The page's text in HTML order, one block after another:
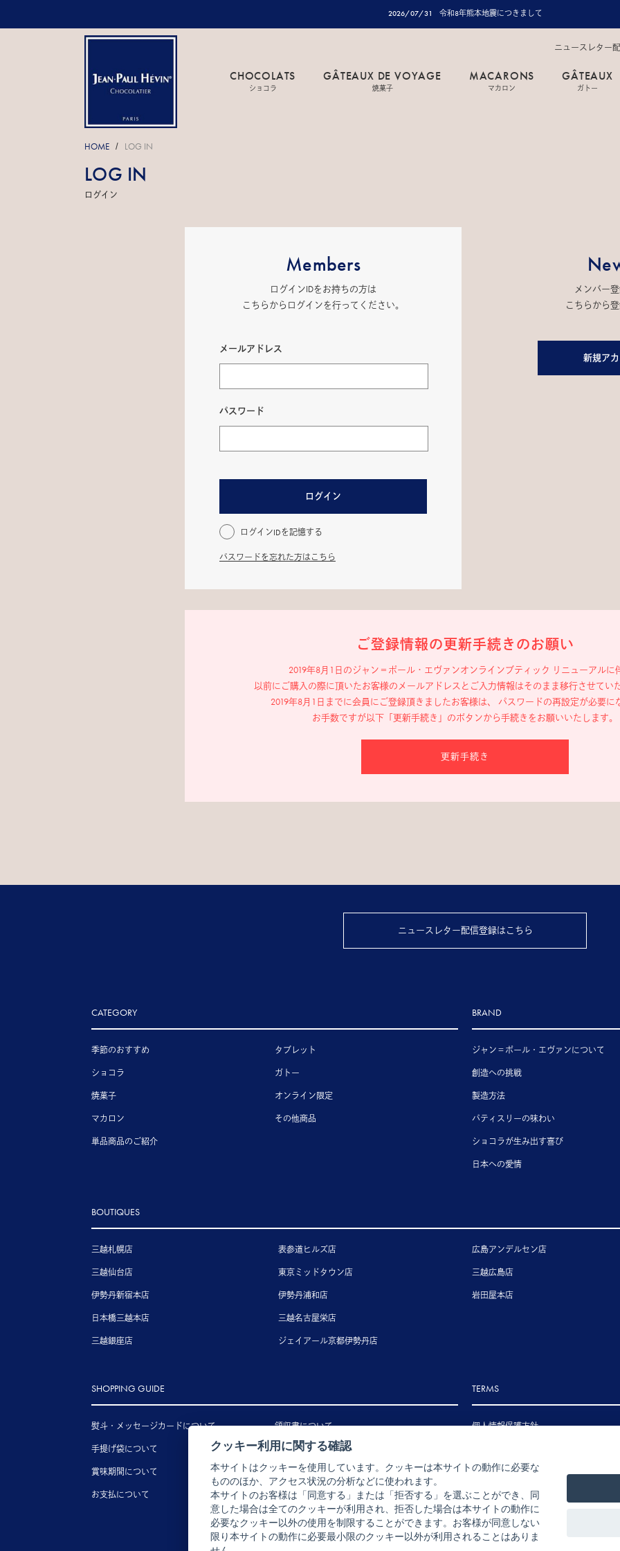
2026/07/31 令和8年熊本地震につきまして
ニュースレター
CHOCOLATS
ショコラ
GÂTEAUX DE VOYAGE
焼菓子
MACARONS
マカロン
GÂTEAUX
ガトー
HOME / LOG IN
LOG IN
ログイン
Members
ログインIDをお持ちの方は
こちらからログインを行ってください。
メールアドレス
パスワード
ログイン
ログインIDを記憶する
パスワードを忘れた方はこちら
メンバー
こちらから
新規ア
ご登録情報の更新手続きのお願い
2019年8月1日のジャン＝ポール・エヴァンオンラインブティック リニューアルに
以前にご購入の際に頂いたお客様のメールアドレスと ご入力情報はそのまま移行させてい
2019年8月1日までに会員にご登録頂きましたお客様は、
パスワードの再設定が必要に
お手数ですが以下「更新手続き」のボタンから手続きをお願いいたします。
更新手続き
ニュースレター配信登録はこちら
CATEGORY
季節のおすすめ
ショコラ
焼菓子
マカロン
単品商品のご紹介
タブレット
ガトー
オンライン限定
その他商品
BRAND
ジャン＝ポール・エヴァンについて
創造への挑戦
製造方法
パティスリーの味わい
ショコラが生み出す喜び
日本への愛情
BOUTIQUES
三越札幌店
三越仙台店
伊勢丹新宿本店
日本橋三越本店
三越銀座店
表参道ヒルズ店
東京ミッドタウン店
伊勢丹浦和店
三越名古屋栄店
ジェイアール京都伊勢丹店
広島アンデルセン店
三越広島店
岩田屋本店
SHOPPING GUIDE
熨斗・メッセージカードについて
手提げ袋について
賞味期間について
お支払について
領収書について
送料について
配送について
キャンセル・返品・交換について
TERMS
個人情報保護方針
クッキー利用に関する確認
本サイトはクッキーを使用しています。クッキーは本サイトの動作に必要な
もののほか、アクセス状況の分析などに使われます。
本サイトのお客様は「同意する」または「拒否する」を選ぶことができ、同
意した場合は全てのクッキーが利用され、拒否した場合は本サイトの動作に
必要なクッキー以外の使用を制限することができます。お客様が同意しない
限り本サイトの動作に必要最小限のクッキー以外が利用されることはありま